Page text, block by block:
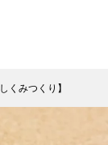
くみつくり】